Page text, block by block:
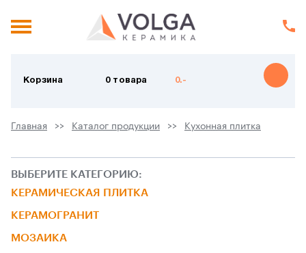
Корзина 0 товара 0.-
Главная Каталог продукции Кухонная плитка
ВЫБЕРИТЕ КАТЕГОРИЮ:
КЕРАМИЧЕСКАЯ ПЛИТКА
КЕРАМОГРАНИТ
МОЗАИКА